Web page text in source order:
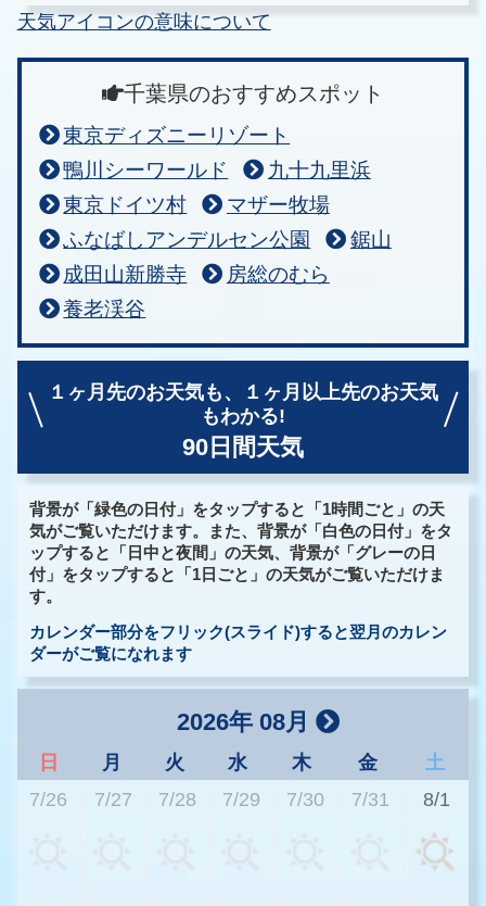
天気アイコンの意味について
千葉県のおすすめスポット
東京ディズニーリゾート
鴨川シーワールド
九十九里浜
東京ドイツ村
マザー牧場
ふなばしアンデルセン公園
鋸山
成田山新勝寺
房総のむら
養老渓谷
１ヶ月先のお天気も、
１ヶ月以上先のお天気
もわかる!
90日間天気
背景が「緑色の日付」をタップすると「1時間ごと」の天
気がご覧いただけます。また、背景が「白色の日付」をタ
ップすると「日中と夜間」の天気、背景が「グレーの日
付」をタップすると「1日ごと」の天気がご覧いただけま
す。
カレンダー部分をフリック(スライド)すると翌月のカレン
ダーがご覧になれます
2026年 08月
日 月 火 水 木 金
土
7/26
7/27 7/28 7/29 7/30 7/31 8/1